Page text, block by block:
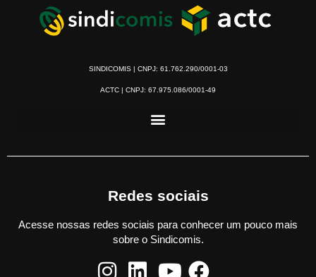
SINDICOMIS | CNPJ: 61.762.290/0001-03
ACTC | CNPJ: 67.975.086/0001-49
Redes sociais
Acesse nossas redes sociais para conhecer um pouco mais
sobre o Sindicomis.